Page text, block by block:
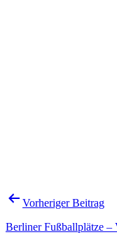
Vorheriger Beitrag
Berliner Fußballplätze